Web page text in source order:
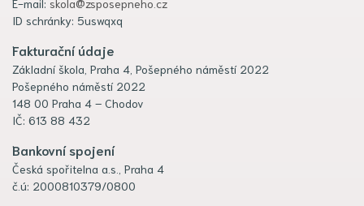
E-mail: skola@zsposepneho.cz
ID schránky: 5uswqxq
Fakturační údaje
Základní škola, Praha 4, Pošepného náměstí 2022
Pošepného náměstí 2022
148 00 Praha 4 – Chodov
IČ: 613 88 432
Bankovní spojení
Česká spořitelna a.s., Praha 4
č.ú: 2000810379/0800